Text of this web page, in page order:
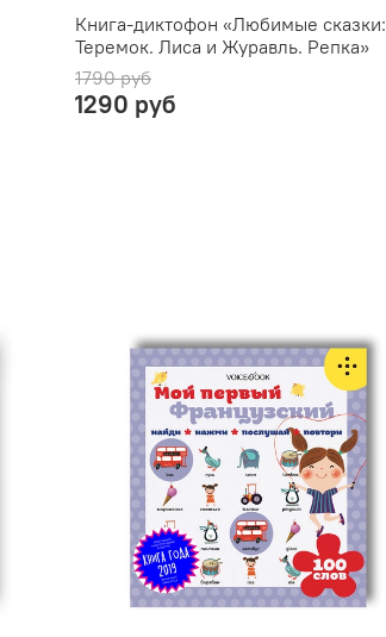
Книга-диктофон «Любимые сказки:
Теремок. Лиса и Журавль. Репка»
1790 руб
1290 руб